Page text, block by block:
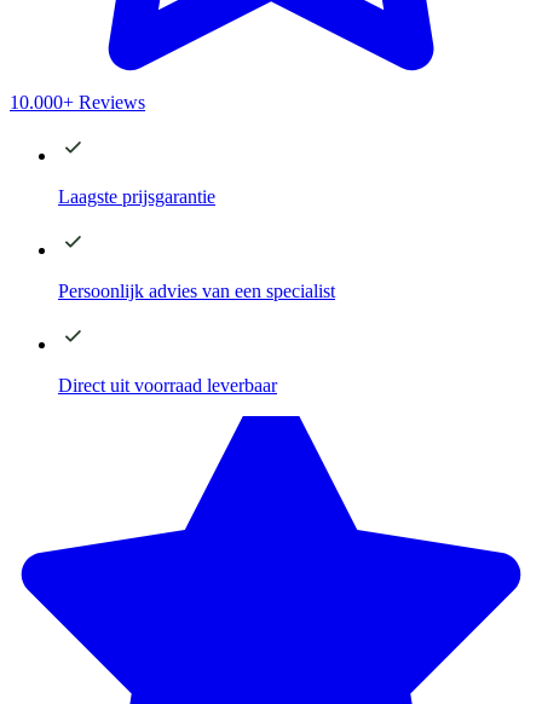
10.000+ Reviews
Laagste prijsgarantie
Persoonlijk advies van een specialist
Direct uit voorraad leverbaar